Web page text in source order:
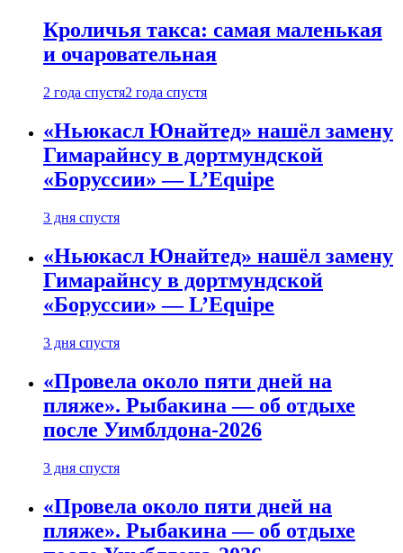
Кроличья такса: самая маленькая
и очаровательная
2 года спустя2 года спустя
«Ньюкасл Юнайтед» нашёл замену
Гимарайнсу в дортмундской
«Боруссии» — L’Equipe
3 дня спустя
«Ньюкасл Юнайтед» нашёл замену
Гимарайнсу в дортмундской
«Боруссии» — L’Equipe
3 дня спустя
«Провела около пяти дней на
пляже». Рыбакина — об отдыхе
после Уимблдона-2026
3 дня спустя
«Провела около пяти дней на
пляже». Рыбакина — об отдыхе